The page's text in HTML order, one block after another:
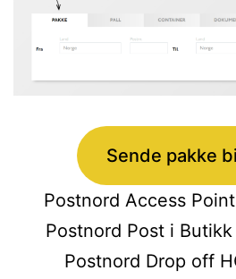
Sende pakke
Postnord Access
Postnord Post i Butikk
Postnord Drop off